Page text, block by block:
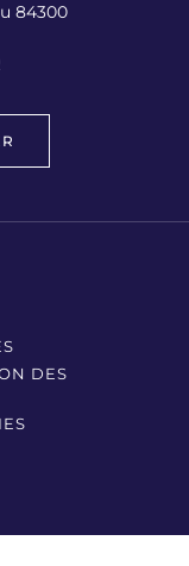
84300
DES